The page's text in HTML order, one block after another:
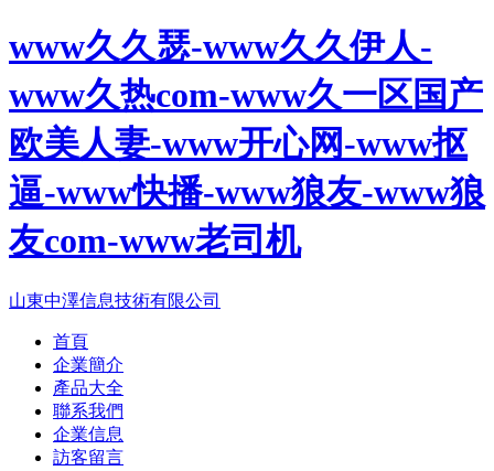
www久久瑟-www久久伊人-
www久热com-www久一区国产
欧美人妻-www开心网-www抠
逼-www快播-www狼友-www狼
友com-www老司机
山東中澤信息技術有限公司
首頁
企業簡介
產品大全
聯系我們
企業信息
訪客留言